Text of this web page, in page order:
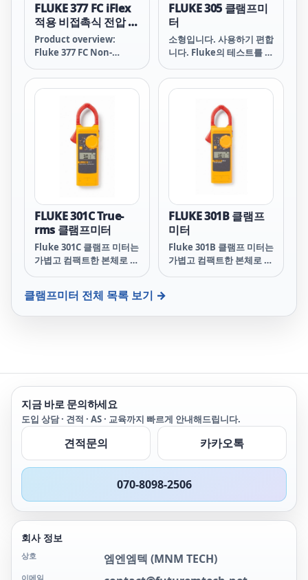
FLUKE 377 FC iFlex
적용 비접촉식 전압 실
효값 AC/DC 클램프
미터
Product overview:
Fluke 377 FC Non-
rms AC/DC Clamp
Meter with iFlex
FLUKE 305 클램프미
터
소형입니다. 사용하기 편합
니다. Fluke의 테스트를 거
FLUKE 301C True-
rms 클램프미터
Fluke 301C 클램프 미터는
가볍고 컴팩트한 본체로 포
조밀한 와이어 사이를 쉽게
통해 더 많은 테스트 요구
사항을 처리할 수 있습니
다. True-rms 기능을 사용
하면 주파수 변조 신호와
같은 비선형 신호를 보다
정확하게 테스트할 수 있습
FLUKE 301B 클램프
미터
Fluke 301B 클램프 미터는
가볍고 컴팩트한 본체로 포
Fluke 301B로 더 많은 테
스트 요구 사항을 처리할
클램프미터 전체 목록 보기 →
지금 바로 문의하세요
도입 상담 · 견적 · AS · 교육까지 빠르게 안내해드립니다.
견적문의 카카오톡
070-8098-2506
회사 정보
상호 엠엔엠텍 (MNM TECH)
이메일